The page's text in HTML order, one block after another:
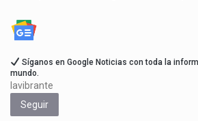
Síganos en Google Noticias con toda la
mundo.
lavibrante
Seguir